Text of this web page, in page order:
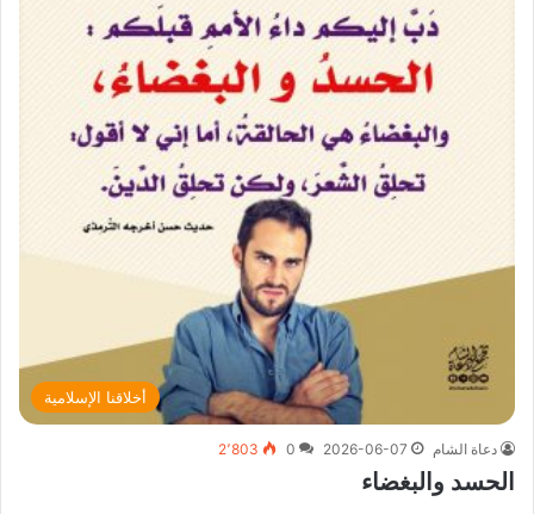
أخلاقنا الإسلامية
دعاة الشام 2026-06-07
0 2٬803
الحسد والبغضاء